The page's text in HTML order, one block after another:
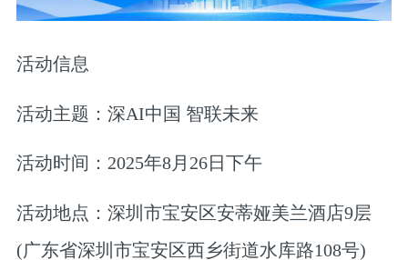
活动信息
活动主题：深AI中国 智联未来
活动时间：2025年8月26日下午
活动地点：深圳市宝安区安蒂娅美兰酒店9层
(广东省深圳市宝安区西乡街道水库路108号)